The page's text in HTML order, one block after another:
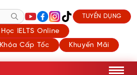
Học IELTS Online
Khóa Cấp Tốc Khuyến Mãi
TUYỂN DỤNG